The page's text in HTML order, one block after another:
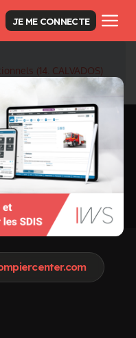
JE ME CONNECTE
(14. CALVADOS)
des SDIS
à
CALVADOS
567 habitants
à jour le 15 juin 2026